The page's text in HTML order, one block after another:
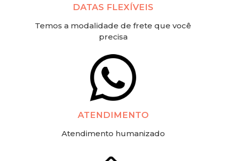
DATAS FLEXÍVEIS
Temos a modalidade de frete que você
precisa
ATENDIMENTO
Atendimento humanizado